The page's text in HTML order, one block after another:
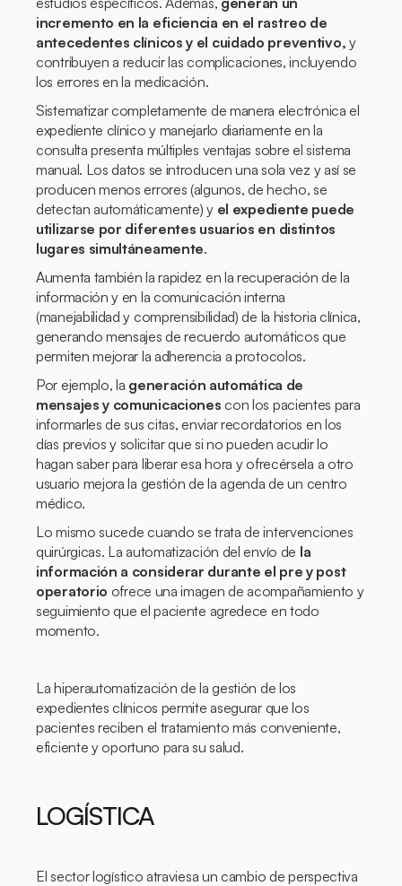
incremento en la eficiencia en el rastreo de
antecedentes clínicos y el cuidado preventivo, y
contribuyen a reducir las complicaciones, incluyendo
los errores en la medicación.
Sistematizar completamente de manera electrónica el
expediente clínico y manejarlo diariamente en la
consulta presenta múltiples ventajas sobre el sistema
manual. Los datos se introducen una sola vez y así se
producen menos errores (algunos, de hecho, se
detectan automáticamente) y el expediente puede
utilizarse por diferentes usuarios en distintos
lugares simultáneamente.
Aumenta también la rapidez en la recuperación de la
información y en la comunicación interna
(manejabilidad y comprensibilidad) de la historia clínica,
generando mensajes de recuerdo automáticos que
permiten mejorar la adherencia a protocolos.
Por ejemplo, la generación automática de
mensajes y comunicaciones con los pacientes para
informarles de sus citas, enviar recordatorios en los
días previos y solicitar que si no pueden acudir lo
hagan saber para liberar esa hora y ofrecérsela a otro
usuario mejora la gestión de la agenda de un centro
médico.
Lo mismo sucede cuando se trata de intervenciones
quirúrgicas. La automatización del envío de la
información a considerar durante el pre y post
operatorio ofrece una imagen de acompañamiento y
seguimiento que el paciente agredece en todo
momento.
La hiperautomatización de la gestión de los
expedientes clínicos permite asegurar que los
pacientes reciben el tratamiento más conveniente,
eficiente y oportuno para su salud.
LOGÍSTICA
El sector logístico atraviesa un cambio de perspectiva